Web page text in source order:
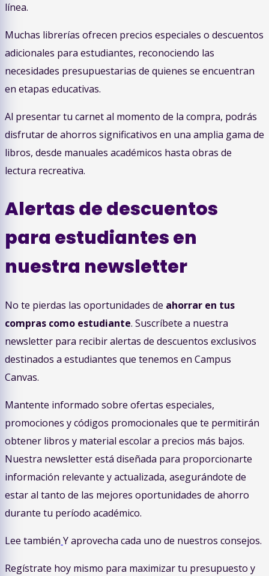
línea.
Muchas librerías ofrecen precios especiales o descuentos
adicionales para estudiantes, reconociendo las
necesidades presupuestarias de quienes se encuentran
en etapas educativas.
Al presentar tu carnet al momento de la compra, podrás
disfrutar de ahorros significativos en una amplia gama de
libros, desde manuales académicos hasta obras de
lectura recreativa.
Alertas de descuentos
para estudiantes en
nuestra newsletter
No te pierdas las oportunidades de ahorrar en tus
compras como estudiante. Suscríbete a nuestra
newsletter para recibir alertas de descuentos exclusivos
destinados a estudiantes que tenemos en Campus
Canvas.
Mantente informado sobre ofertas especiales,
promociones y códigos promocionales que te permitirán
obtener libros y material escolar a precios más bajos.
Nuestra newsletter está diseñada para proporcionarte
información relevante y actualizada, asegurándote de
estar al tanto de las mejores oportunidades de ahorro
durante tu período académico.
Lee también Y aprovecha cada uno de nuestros consejos.
Regístrate hoy mismo para maximizar tu presupuesto y